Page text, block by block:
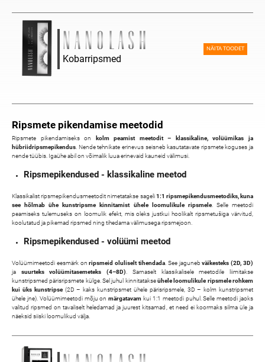
Kobarripsmed
NÄITA TOODET
Ripsmete pikendamise meetodid
Ripsmete pikendamiseks on
kolm peamist meetodit – klassikaline, volüümikas ja
hübriidripsmepikendus . Nende tehnikate erinevus seisneb kasutatavate ripsmete koguses ja
nende tüübis. Igaühe abil on võimalik luua erinevaid kauneid välimusi.
Ripsmepikendused - klassikaline meetod
Klassikalist ripsmepikendusmeetodit nimetatakse sageli1:1 ripsmepikendusmeetodiks, kuna
see hõlmab ühe kunstripsme kinnitamist ühele loomulikule ripsmele. Selle meetodi
peamiseks tulemuseks on loomulik efekt, mis oleks justkui hoolikalt ripsmetušiga värvitud,
koolutatud ja pikemad ripsmed ning tihedama välimusega ripsmejoon.
Ripsmepikendused - volüümi meetod
Volüümimeetodi eesmärk onripsmeid oluliselt tihendada . See jagunebväikesteks (2D, 3D)
ja suurteks volüümitasemeteks (4–8D)
. Sarnaselt klassikalisele meetodile liimitakse
kunstripsmed pärisripsmete külge. Sel juhul kinnitatakseühele loomulikule ripsmele rohkem
kui üks kunstripse(2D – kaks kunstripsmet ühele pärisripsmele, 3D – kolm kunstripsmet
ühele jne). Volüümimeetodi mõju onmärgatavam kui 1:1 meetodi puhul. Selle meetodi jaoks
valitud ripsmed on tavaliselt heledamad ja juurest kitsamad, et need ei koormaks silma üle ja
näeksid siiski loomulikud välja.